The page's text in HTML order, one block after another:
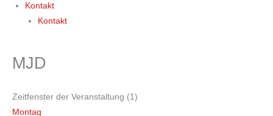
Kontakt
Kontakt
MJD
Zeitfenster der Veranstaltung (1)
Montag